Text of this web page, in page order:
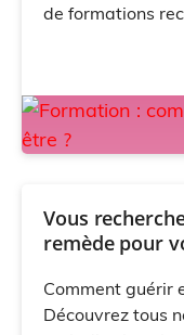
de formations
Vous
remède pour
Comment guérir
Découvrez tous